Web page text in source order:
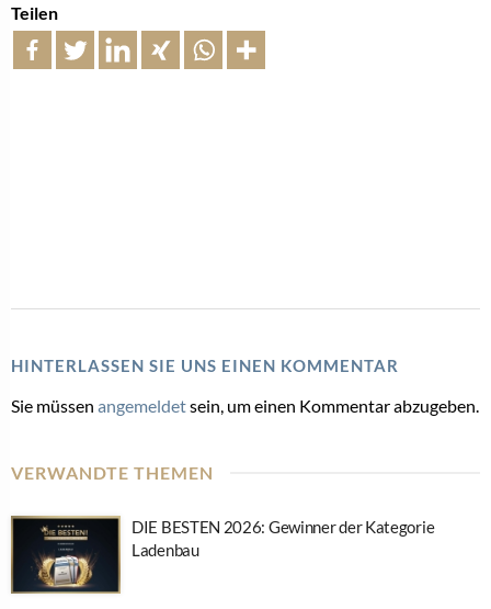
Teilen
HINTERLASSEN SIE UNS EINEN KOMMENTAR
Sie müssen angemeldetsein, um einen Kommentar abzugeben.
VERWANDTE THEMEN
DIE BESTEN 2026: Gewinner der Kategorie
Ladenbau